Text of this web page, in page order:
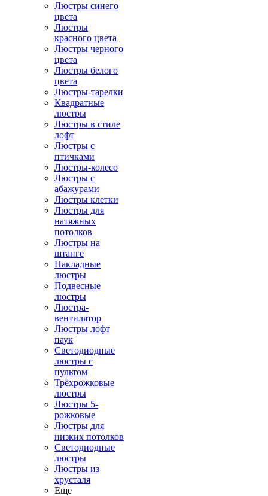
Люстры синего
цвета
Люстры
красного цвета
Люстры черного
цвета
Люстры белого
цвета
Люстры-тарелки
Квадратные
люстры
Люстры в стиле
лофт
Люстры с
птичками
Люстры-колесо
Люстры с
абажурами
Люстры клетки
Люстры для
натяжных
потолков
Люстры на
штанге
Накладные
люстры
Подвесные
люстры
Люстра-
вентилятор
Люстры лофт
паук
Светодиодные
люстры с
пультом
Трёхрожковые
люстры
Люстры 5-
рожковые
Люстры для
низких потолков
Cветодиодные
люстры
Люстры из
хрусталя
Ещё